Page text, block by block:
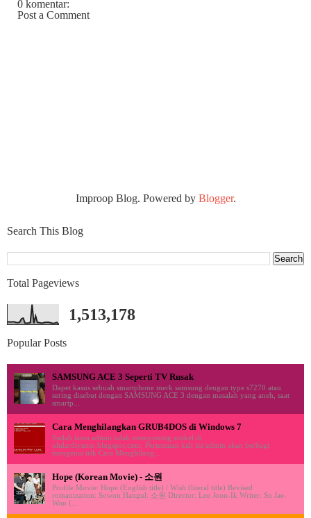
0 komentar:
Post a Comment
Improop Blog. Powered by Blogger.
Search This Blog
Total Pageviews
1,513,178
Popular Posts
SAMSUNG ACE 3 Seperti TV Rusak
Dapet kasus sebuah smartphone merk samsung dengan type s7270 atau
sering disebut dengan SAMSUNG ACE 3 dengan masalah yang aneh, saat
smartp...
Cara Menghilangkan GRUB4DOS di Windows 7
Sudah lama admin tidak memposting artikel di
ululardiyanto.blogspot.com. Pertemuan kali ini admin akan berbagi
mengenai trik Cara Menghilang...
Hope (Korean Movie) - 소원
Profile Movie: Hope (English title) / Wish (literal title) Revised
romanization: Sowon Hangul: 소원 Director: Lee Joon-Ik Writer: So Jae-
Won (...